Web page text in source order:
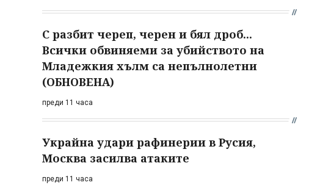
С разбит череп, черен и бял дроб...
Всички обвиняеми за убийството на
Младежкия хълм са непълнолетни
(ОБНОВЕНА)
преди 11 часа
Украйна удари рафинерии в Русия,
Москва засилва атаките
преди 11 часа